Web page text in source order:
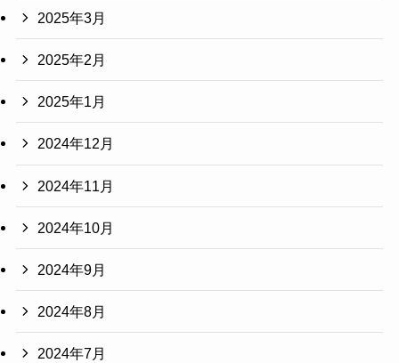
2025年3月
2025年2月
2025年1月
2024年12月
2024年11月
2024年10月
2024年9月
2024年8月
2024年7月